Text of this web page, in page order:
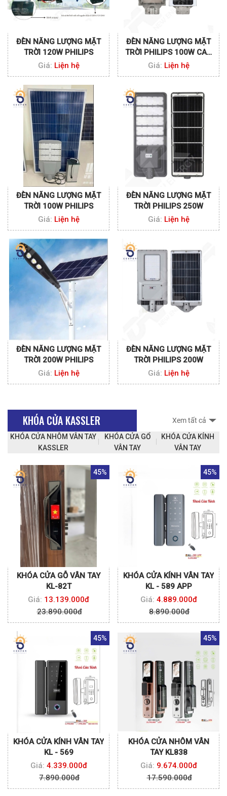
ĐÈN NĂNG LƯỢNG MẶT
TRỜI 120W PHILIPS
Giá: Liện hệ
ĐÈN NĂNG LƯỢNG MẶT
TRỜI PHILIPS 100W CAO
CẤP
Giá: Liện hệ
ĐÈN NĂNG LƯỢNG MẶT
TRỜI 100W PHILIPS
Giá: Liện hệ
ĐÈN NĂNG LƯỢNG MẶT
TRỜI PHILIPS 250W
Giá: Liện hệ
ĐÈN NĂNG LƯỢNG MẶT
TRỜI 200W PHILIPS
Giá: Liện hệ
ĐÈN NĂNG LƯỢNG MẶT
TRỜI PHILIPS 200W
Giá: Liện hệ
KHÓA CỬA KASSLER
KHÓA CỬA NHÔM VÂN TAY
KASSLER
KHÓA CỬA GỔ
VÂN TAY
KHÓA CỬA KÍNH
VÂN TAY
Xem tất cả
45%
KHÓA CỬA GỖ VÂN TAY
KL-82T
Giá: 13.139.000đ
23.890.000đ
45%
KHÓA CỬA KÍNH VÂN TAY
KL - 589 APP
Giá: 4.889.000đ
8.890.000đ
45%
KHÓA CỬA KÍNH VÂN TAY
KL - 569
Giá: 4.339.000đ
7.890.000đ
45%
KHÓA CỬA NHÔM VÂN
TAY KL838
Giá: 9.674.000đ
17.590.000đ